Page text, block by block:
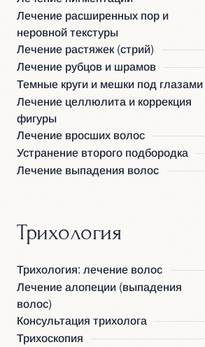
Лечение расширенных пор и
неровной текстуры
Лечение растяжек (стрий)
Лечение рубцов и шрамов
Темные круги и мешки под глазами
Лечение целлюлита и коррекция
фигуры
Лечение вросших волос
Устранение второго подбородка
Лечение выпадения волос
Трихология
Трихология: лечение волос
Лечение алопеции (выпадения
волос)
Консультация трихолога
Трихоскопия